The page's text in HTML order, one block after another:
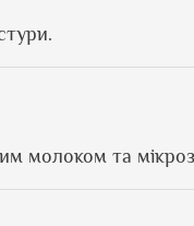
молоком та